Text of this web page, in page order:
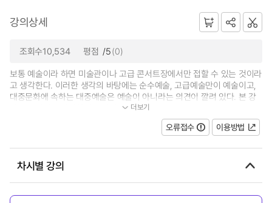
강의상세
조회수10,534 평점 /5(0)
보통 예술이라 하면 미술관이나 고급 콘서트장에서만 접할 수 있는 것이라
고 생각한다. 이러한 생각의 바탕에는 순수예술, 고급예술만이 예술이고,
대중문화에 속하는 대중예술은 예술이 아니라는 의견이 깔려 있다. 본 강
좌는 우리가 일상생활에서 만나고...더보기
오류접수 이용방법
차시별 강의